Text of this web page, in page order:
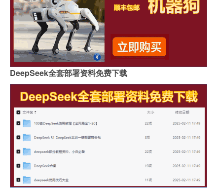
DeepSeek全套部署资料免费下载